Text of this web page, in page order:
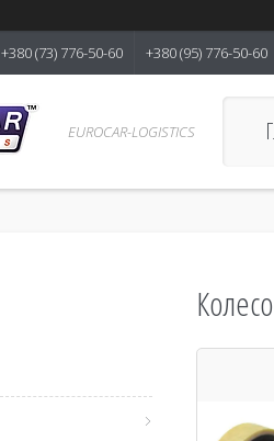
+380 (73) 776-50-60 +380 (95) 776-50-60
EUROCAR-LOGISTICS